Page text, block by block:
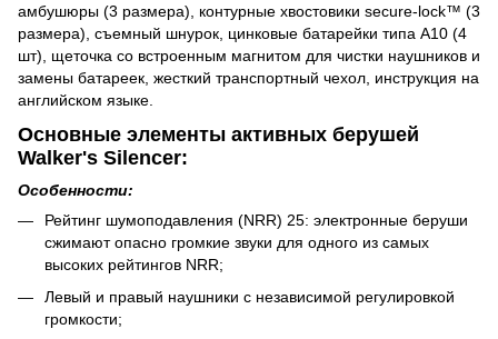
амбушюры (3 размера), контурные хвостовики secure-lock™ (3
размера), съемный шнурок, цинковые батарейки типа А10 (4
шт), щеточка со встроенным магнитом для чистки наушников и
замены батареек, жесткий транспортный чехол, инструкция на
английском языке.
Основные элементы активных берушей
Walker's Silencer:
Особенности:
Рейтинг шумоподавления (NRR) 25: электронные беруши
сжимают опасно громкие звуки для одного из самых
высоких рейтингов NRR;
Левый и правый наушники с независимой регулировкой
громкости;